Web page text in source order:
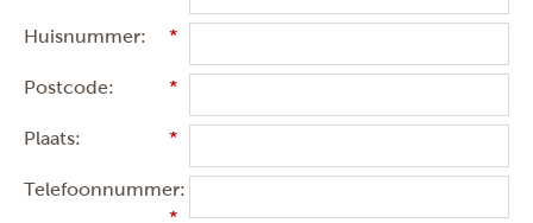
Huisnummer:
Postcode:
Plaats:
Telefoonnummer: